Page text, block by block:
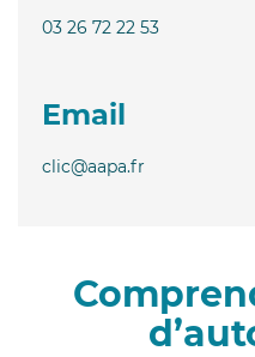
03 26 72 22 53
Email
clic@aapa.fr